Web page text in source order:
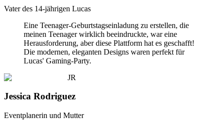
Vater des 14-jährigen Lucas
Eine Teenager-Geburtstagseinladung zu erstellen, die
meinen Teenager wirklich beeindruckte, war eine
Herausforderung, aber diese Plattform hat es geschafft!
Die modernen, eleganten Designs waren perfekt für
Lucas' Gaming-Party.
JR
Jessica Rodriguez
Eventplanerin und Mutter